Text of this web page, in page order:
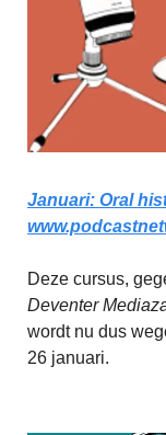
Januari: Oral
Deze cursus,
Deventer
wordt nu dus
26 januari.